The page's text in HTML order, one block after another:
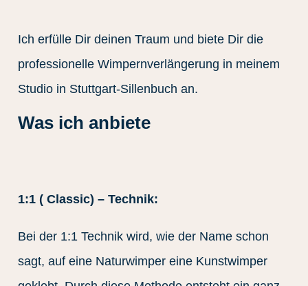
Ich erfülle Dir deinen Traum und biete Dir die
professionelle Wimpernverlängerung in meinem
Studio in Stuttgart-Sillenbuch an.
Was ich anbiete
1:1 ( Classic) – Technik:
Bei der 1:1 Technik wird, wie der Name schon
sagt, auf eine Naturwimper eine Kunstwimper